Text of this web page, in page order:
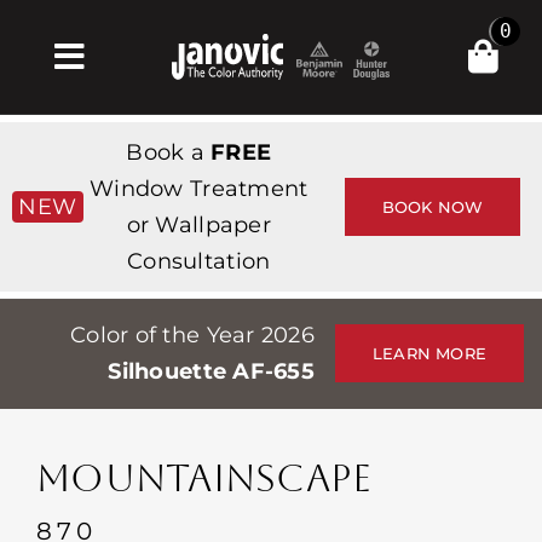
Toggle
Navigation
Products & Services
Κατάστημα
Professionals
Stores
Εκδηλώσεις
0
NEW
Book a FREE
Window Treatment
or Wallpaper
Consultation
BOOK NOW
Color of the Year 2026
Silhouette AF-655
LEARN MORE
MOUNTAINSCAPE
870